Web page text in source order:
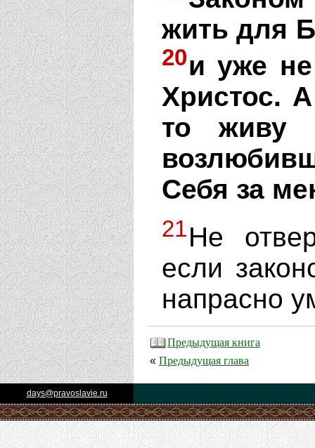
жить для
20и уже
Христос.
то живу
Себя за
21Не
если
напрасно
Предыдущая книга
« Предыдущая глава
days@pravoslavie.ru